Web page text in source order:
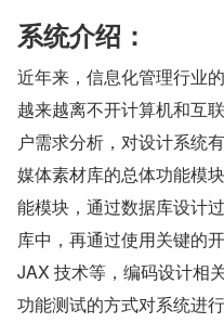
系统介绍：
近年来，信息化管理行业
越来越离不开计算机和互
户需求分析，对设计系统
媒体素材库的总体功能模
能模块，通过数据库设计
库中，再通过使用关键的
JAX 技术等，编码设计相
功能测试的方式对系统进